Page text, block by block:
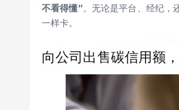
不看得懂”。无论是平台、经纪，
一样卡。
向公司出售碳信用额